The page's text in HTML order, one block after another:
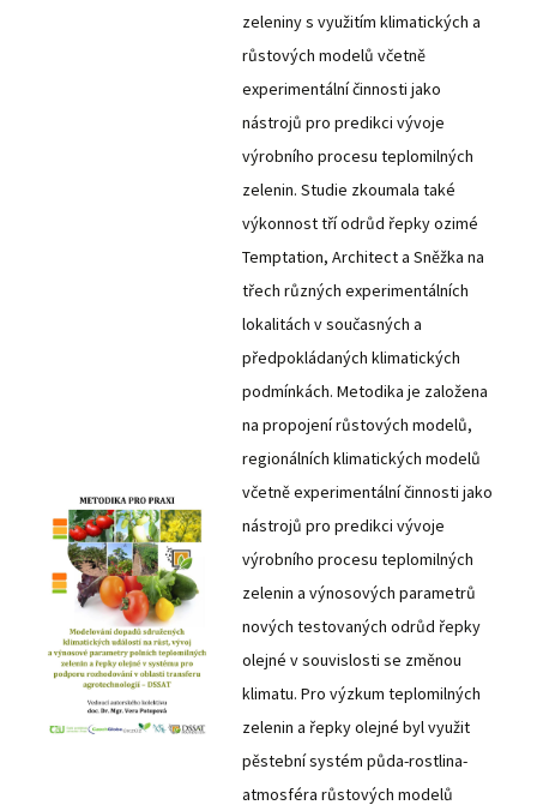
zeleniny s využitím klimatických a
růstových modelů včetně
experimentální činnosti jako
nástrojů pro predikci vývoje
výrobního procesu teplomilných
zelenin. Studie zkoumala také
výkonnost tří odrůd řepky ozimé
Temptation, Architect a Sněžka na
třech různých experimentálních
lokalitách v současných a
předpokládaných klimatických
podmínkách. Metodika je založena
na propojení růstových modelů,
regionálních klimatických modelů
včetně experimentální činnosti jako
nástrojů pro predikci vývoje
výrobního procesu teplomilných
zelenin a výnosových parametrů
nových testovaných odrůd řepky
olejné v souvislosti se změnou
klimatu. Pro výzkum teplomilných
zelenin a řepky olejné byl využit
pěstební systém půda-rostlina-
atmosféra růstových modelů